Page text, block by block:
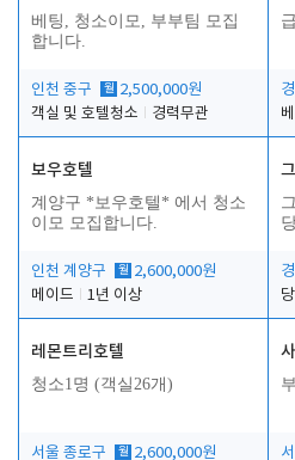
베팅, 청소이모, 부부팀 모집
합니다.
인천 중구 월 2,500,000원
객실 및 호텔청소
경력무관
보우호텔
계양구 *보우호텔* 에서 청소
이모 모집합니다.
인천 계양구 월 2,600,000원
메이드
1년 이상
레몬트리호텔
청소1명 (객실26개)
서울 종로구 월 2,600,000원